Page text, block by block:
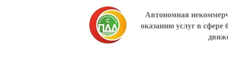
Автономная
оказанию услуг в сфере